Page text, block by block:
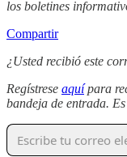
los boletines
Compartir
¿Usted recibió este
Regístrese aquípara
bandeja de entrada.